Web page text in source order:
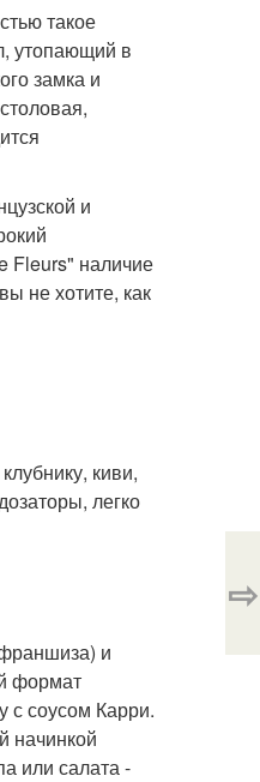
такое
утопающий в
замка и
и
Fleurs" наличие
не хотите, как
киви,
легко
и
формат
с соусом Карри.
начинкой
или салата -
⇨